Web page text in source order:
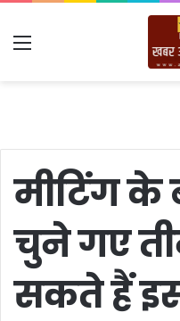
Menu
मीटिंग के
चुने गए
सकते हैं